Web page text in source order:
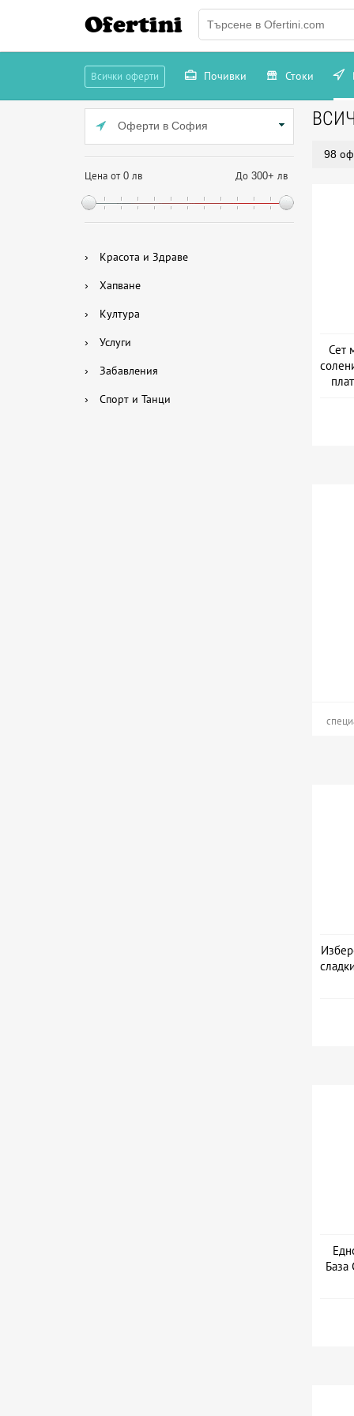
Ofertini
Всички оферти Почивки Стоки
Оферти в София
Цена от 0 лв До 300+ лв
› Красота и Здраве
› Хапване
› Култура
› Услуги
› Забавления
› Спорт и Танци
98
Сет
База